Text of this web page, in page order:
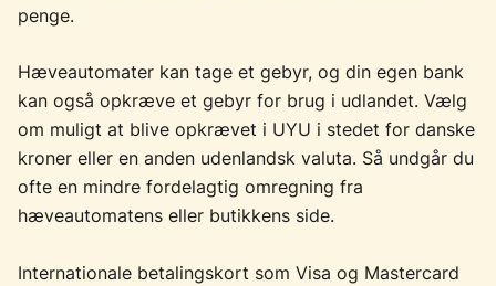
penge.
Hæveautomater kan tage et gebyr, og din egen bank
kan også opkræve et gebyr for brug i udlandet. Vælg
om muligt at blive opkrævet i UYU i stedet for danske
kroner eller en anden udenlandsk valuta. Så undgår du
ofte en mindre fordelagtig omregning fra
hæveautomatens eller butikkens side.
Internationale betalingskort som Visa og Mastercard